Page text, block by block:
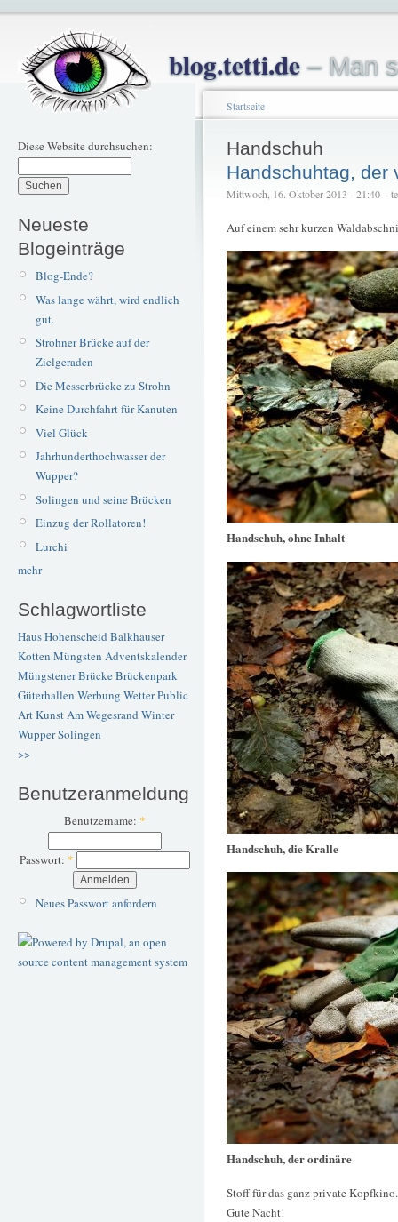
blog.tetti.de– Man
Diese Website durchsuchen:
Neueste
Blogeinträge
Blog-Ende?
Was lange währt, wird endlich
gut.
Strohner Brücke auf der
Zielgeraden
Die Messerbrücke zu Strohn
Keine Durchfahrt für Kanuten
Viel Glück
Jahrhunderthochwasser der
Wupper?
Solingen und seine Brücken
Einzug der Rollatoren!
Lurchi
mehr
Schlagwortliste
Haus Hohenscheid Balkhauser
Kotten Müngsten Adventskalender
Müngstener BrückeBrückenpark
Güterhallen Werbung WetterPublic
ArtKunstAm Wegesrand Winter
WupperSolingen
>>
Benutzeranmeldung
Benutzername: *
Passwort: *
Neues Passwort anfordern
Startseite
Handschuh
Handschuhtag, der
Mittwoch, 16. Oktober 2013 - 21:40 –
Auf einem sehr kurzen
Handschuh, ohne Inhalt
Handschuh, die Kralle
Handschuh, der ordinäre
Stoff für das ganz private Kopfkino.
Gute Nacht!